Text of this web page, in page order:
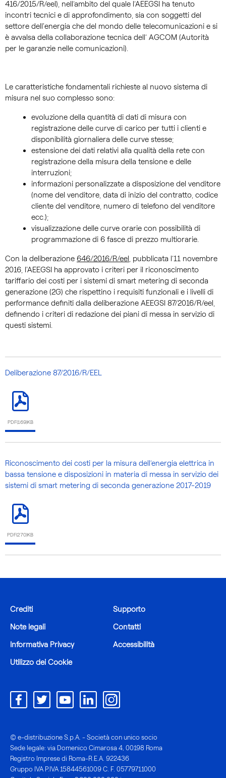
416/2015/R/eel), nell’ambito del quale l’AEEGSI ha tenuto
incontri tecnici e di approfondimento, sia con soggetti del
settore dell'energia che del mondo delle telecomunicazioni e si
è avvalsa della collaborazione tecnica dell’ AGCOM (Autorità
per le garanzie nelle comunicazioni).
Le caratteristiche fondamentali richieste al nuovo sistema di
misura nel suo complesso sono:
evoluzione della quantità di dati di misura con
registrazione delle curve di carico per tutti i clienti e
disponibilità giornaliera delle curve stesse;
estensione dei dati relativi alla qualità della rete con
registrazione della misura della tensione e delle
interruzioni;
informazioni personalizzate a disposizione del venditore
(nome del venditore, data di inizio del contratto, codice
cliente del venditore, numero di telefono del venditore
ecc.);
visualizzazione delle curve orarie con possibilità di
programmazione di 6 fasce di prezzo multiorarie.
Con la deliberazione 646/2016/R/eel, pubblicata l’11 novembre
2016, l'AEEGSI ha approvato i criteri per il riconoscimento
tariffario dei costi per i sistemi di smart metering di seconda
generazione (2G) che rispettino i requisiti funzionali e i livelli di
performance definiti dalla deliberazione AEEGSI 87/2016/R/eel,
definendo i criteri di redazione dei piani di messa in servizio di
questi sistemi.
Deliberazione 87/2016/R/EEL
PDF(169)KB
Riconoscimento dei costi per la misura dell’energia elettrica in
bassa tensione e disposizioni in materia di messa in servizio dei
sistemi di smart metering di seconda generazione 2017-2019
PDF(270)KB
© e-distribuzione S.p.A. - Società con unico socio
Sede legale: via Domenico Cimarosa 4, 00198 Roma
Registro Imprese di Roma-R.E.A. 922436
Gruppo IVA P.IVA 15844561009 C. F. 05779711000
Crediti
Note legali
Informativa Privacy
Utilizzo dei Cookie
Supporto
Contatti
Accessibilità